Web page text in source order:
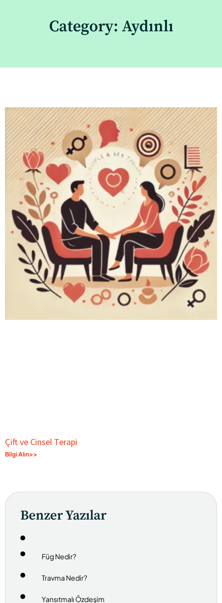
Category: Aydınlı
Çift ve Cinsel Terapi
Bilgi Alın>>
Benzer Yazılar
Füg Nedir?
Travma Nedir?
Yansıtmalı Özdeşim